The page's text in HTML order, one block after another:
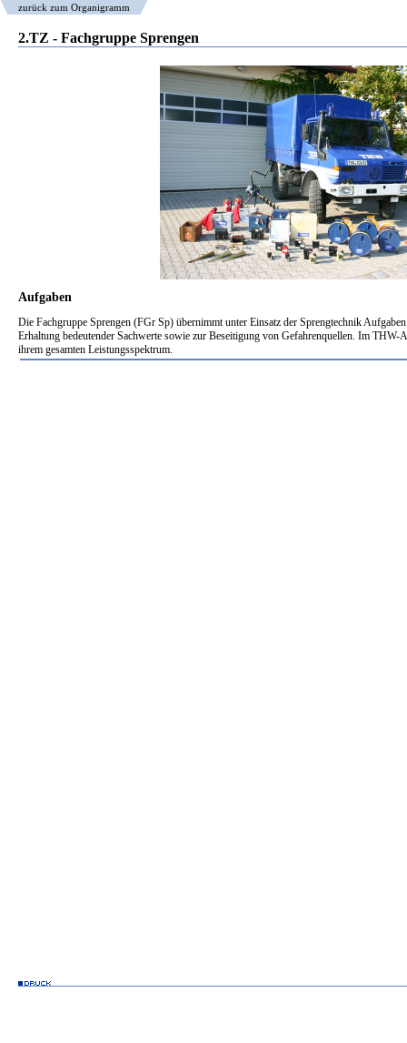
zurück zum Organigramm
2.TZ - Fachgruppe Sprengen
Aufgaben
Die Fachgruppe Sprengen (FGr Sp) übernimmt unter Einsatz der Sprengtechnik
Erhaltung bedeutender Sachwerte sowie zur Beseitigung von Gefahrenquellen. Im THW-
ihrem gesamten Leistungsspektrum.